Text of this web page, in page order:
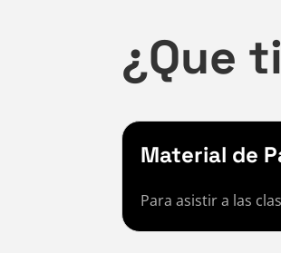
¿Que
Material de
Para asistir a las